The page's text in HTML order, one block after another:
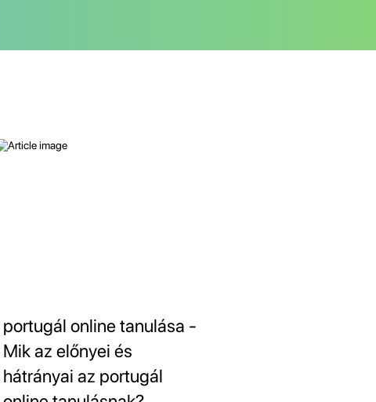
portugál online tanulása -
Mik az előnyei és
hátrányai az portugál